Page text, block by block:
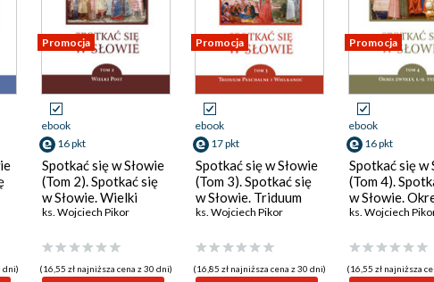
dni)
Promocja
ebook
16 pkt
Spotkać się w Słowie
(Tom 2). Spotkać się
w Słowie. Wielki
Post. Tom 2
ks. Wojciech Pikor
(16,55 zł najniższa cena z 30 dni)
Promocja
ebook
17 pkt
Spotkać się w Słowie
(Tom 3). Spotkać się
w Słowie. Triduum
Paschalne i
ks. Wojciech Pikor
(16,85 zł najniższa cena z 30 dni)
Promocja
ebook
16 pkt
Spotkać się w
(Tom 4).
w Słowie.
zwykły, 1.-9.
ks. Wojciech
(16,55 zł najniższa